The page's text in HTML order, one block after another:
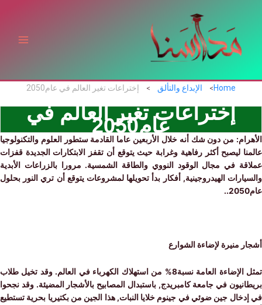
Home الإبداع والتألق إختراعات تغير العالم في عام‏2050
إختراعات تغير العالم في
عام‏2050
من دون شك أنه خلال الأربعين عاما القادمة ستطور العلوم والتكنولوجيا
ليصبح أكثر رفاهية وغرابة حيث يتوقع أن تقفز الابتكارات الجديدة قفزات
في مجال الوقود النووي والطاقة الشمسية‏.مرورا بالزراعات الأبدية
الهيدروجينية, أفكار بدأ تحويلها لمشروعات يتوقع أن تري النور بحلول
منيرة لإضاءة الشوارع
تمثل الإضاءة العامة نسبة8% من استهلاك الكهرباء في العالم. وقد تخيل طلاب
في جامعة كامبريدج, باستبدال المصابيح بالأشجار المضيئة. وقد نجحوا
جين ضوئي في جينوم خلايا النبات, هذا الجين من بكتيريا بحرية تستطيع